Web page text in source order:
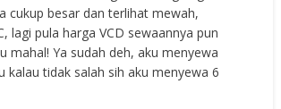
cukup besar dan terlihat mewah,
lagi pula harga VCD sewaannya pun
mahal! Ya sudah deh, aku menyewa
kalau tidak salah sih aku menyewa 6